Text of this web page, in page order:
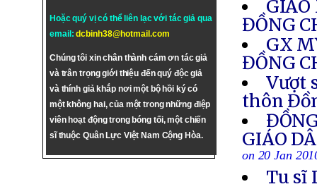
Hoặc quý vị có thể liên lạc với tác giả qua
email:dcbinh38@hotmail.com
Chúng tôi xin chân thành cám ơn tác giả
và trân trọng giới thiệu đến quý độc giả
và thính giả khắp nơi một bộ hồi ký có
một không hai, của một trong những điệp
viên hoạt động trong bóng tối, một chiến
sĩ thuộc Quân Lực Việt Nam Cộng Hòa.
GIÁO
ĐỒNG
GX
ĐỒNG
Vượt
thôn
GIÁO
on 20 Jan
Tu sĩ